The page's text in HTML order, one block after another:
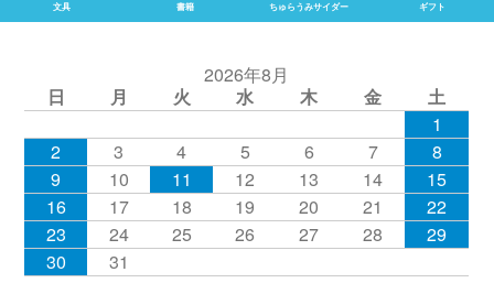
文具 書籍 ちゅらうみサイダー ギフト
2026年8月
日
月 火 水 木 金
土
1
2
3 4 5 6 7
8
9
10 11 12 13 14
15
16
17 18 19 20 21
22
23
24 25 26 27 28
29
30
31